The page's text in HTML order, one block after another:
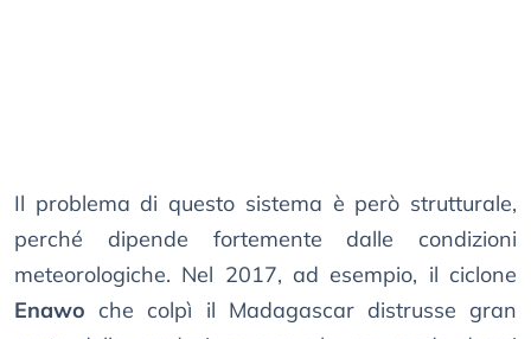
Il problema di questo sistema è però strutturale,
perché dipende fortemente dalle condizioni
meteorologiche. Nel 2017, ad esempio, il ciclone
Enawo che colpì il Madagascar distrusse gran